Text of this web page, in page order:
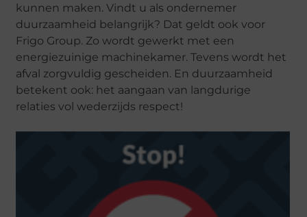
kunnen maken. Vindt u als ondernemer
duurzaamheid belangrijk? Dat geldt ook voor
Frigo Group. Zo wordt gewerkt met een
energiezuinige machinekamer. Tevens wordt het
afval zorgvuldig gescheiden. En duurzaamheid
betekent ook: het aangaan van langdurige
relaties vol wederzijds respect!